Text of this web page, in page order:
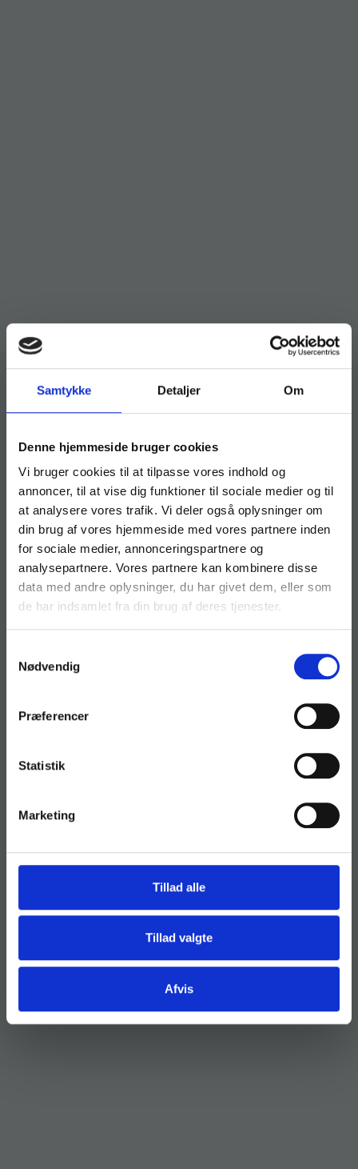
Samtykke Detaljer Om
Denne hjemmeside bruger cookies
Vi bruger cookies til at tilpasse vores indhold og
annoncer, til at vise dig funktioner til sociale medier og til
at analysere vores trafik. Vi deler også oplysninger om
din brug af vores hjemmeside med vores partnere inden
for sociale medier, annonceringspartnere og
analysepartnere. Vores partnere kan kombinere disse
data med andre oplysninger, du har givet dem, eller som
de har indsamlet fra din brug af deres tjenester.
Nødvendig
Præferencer
Statistik
Marketing
Tillad alle
Tillad valgte
Afvis